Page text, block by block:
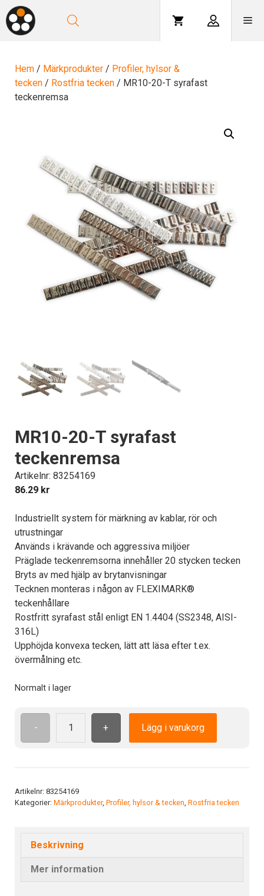
Hoppa
till
innehåll
Hem / Märkprodukter / Profiler, hylsor &
tecken / Rostfria tecken / MR10-20-T syrafast
teckenremsa
MR10-20-T syrafast
teckenremsa
Artikelnr: 83254169
86.29 kr
Industriellt system för märkning av kablar, rör och
utrustningar
Används i krävande och aggressiva miljöer
Präglade teckenremsorna innehåller 20 stycken tecken
Bryts av med hjälp av brytanvisningar
Tecknen monteras i någon av FLEXIMARK®
teckenhållare
Rostfritt syrafast stål enligt EN 1.4404 (SS2348, AISI-
316L)
Upphöjda konvexa tecken, lätt att läsa efter t.ex.
övermålning etc.
Normalt i lager
-
MR10-
mängd
+ Lägg i varukorg
Artikelnr: 83254169
Kategorier: Märkprodukter, Profiler, hylsor & tecken Rostfria tecken
Beskrivning
Mer information